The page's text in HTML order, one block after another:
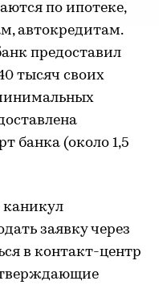
по ипотеке,
автокредитам.
предоставил
тысяч своих
банка (около 1,5
каникул
заявку через
в контакт-центр